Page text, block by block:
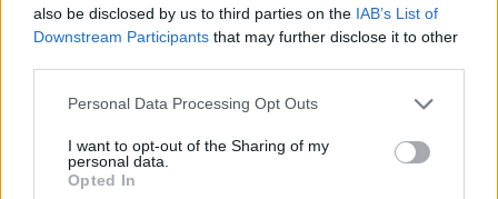
also be disclosed by us to third parties on the IAB’s List of
Downstream Participants that may further disclose it to other
Personal Data Processing Opt Outs
I want to opt-out of the Sharing of my
personal data.
Opted In
Beste Spielergebnisse
Heute